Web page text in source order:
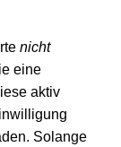
nicht
eine
aktiv
Solange